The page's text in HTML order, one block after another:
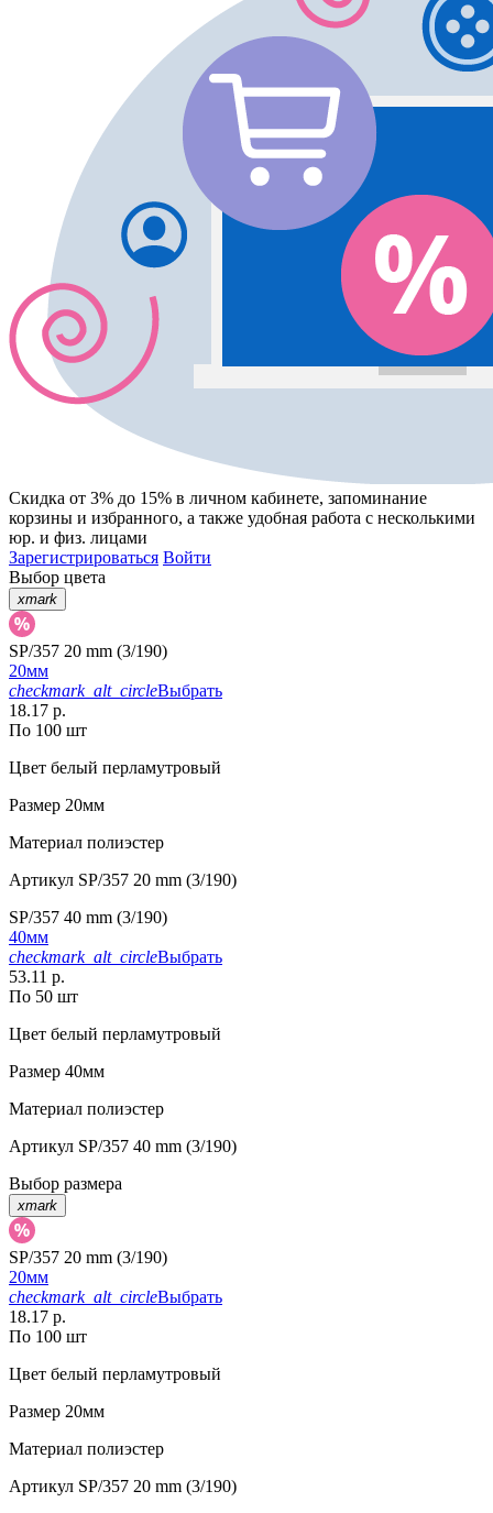
Скидка от 3% до 15% в личном кабинете, запоминание
корзины и избранного, а также удобная работа с несколькими
юр. и физ. лицами
Зарегистрироваться Войти
Выбор цвета
xmark
SP/357 20 mm (3/190)
20мм
checkmark_alt_circleВыбрать
18.17 р.
По 100 шт
Цвет белый перламутровый
Размер 20мм
Материал полиэстер
Артикул SP/357 20 mm (3/190)
SP/357 40 mm (3/190)
40мм
checkmark_alt_circleВыбрать
53.11 р.
По 50 шт
Цвет белый перламутровый
Размер 40мм
Материал полиэстер
Артикул SP/357 40 mm (3/190)
Выбор размера
xmark
SP/357 20 mm (3/190)
20мм
checkmark_alt_circleВыбрать
18.17 р.
По 100 шт
Цвет белый перламутровый
Размер 20мм
Материал полиэстер
Артикул SP/357 20 mm (3/190)